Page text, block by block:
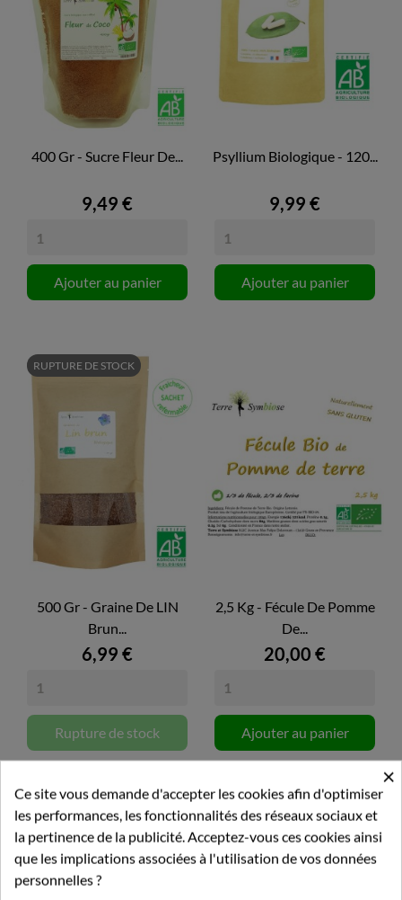
400 Gr - Sucre Fleur De...
9,49 €
Ajouter au panier
Psyllium Biologique - 120...
9,99 €
Ajouter au panier
500 Gr - Graine De LIN
Brun...
6,99 €
Rupture de stock
RUPTURE DE STOCK
2,5 Kg - Fécule De Pomme
De...
20,00 €
Ajouter au panier
16 autres produits dans la
même catégorie :
×
Ce site vous demande d'accepter les cookies afin d'optimiser
les performances, les fonctionnalités des réseaux sociaux et
la pertinence de la publicité. Acceptez-vous ces cookies ainsi
que les implications associées à l'utilisation de vos données
personnelles ?